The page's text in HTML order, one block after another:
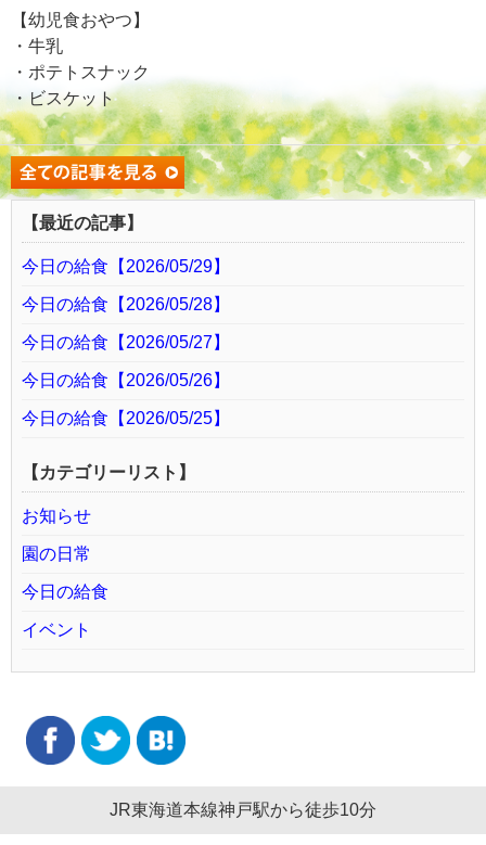
【幼児食おやつ】
・牛乳
・ポテトスナック
・ビスケット
【最近の記事】
今日の給食【2026/05/29】
今日の給食【2026/05/28】
今日の給食【2026/05/27】
今日の給食【2026/05/26】
今日の給食【2026/05/25】
【カテゴリーリスト】
お知らせ
園の日常
今日の給食
イベント
JR東海道本線神戸駅から徒歩10分